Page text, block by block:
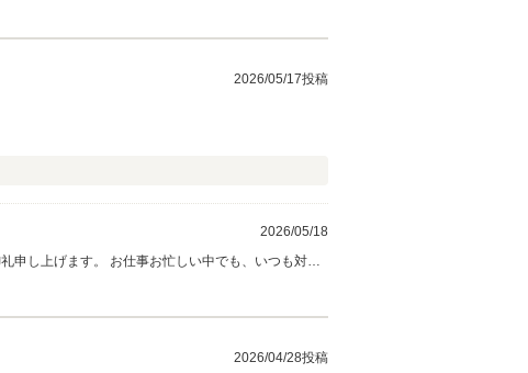
2026/05/17投稿
2026/05/18
申し上げます。 お仕事お忙しい中でも、いつも対応
2026/04/28投稿